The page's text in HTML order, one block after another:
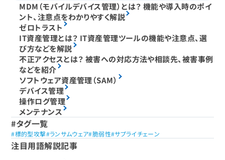
MDM（モバイルデバイス管理）とは？ 機能や導入時のポイ
ント、注意点をわかりやすく解説
ゼロトラスト
IT資産管理とは？ IT資産管理ツールの機能や注意点、選
び方などを解説
不正アクセスとは？ 被害への対応方法や相談先、被害事例
などを紹介
ソフトウェア資産管理（SAM）
デバイス管理
操作ログ管理
メンテナンス
タグ一覧
標的型攻撃 ランサムウェア 脆弱性 サプライチェーン
注目用語解説記事